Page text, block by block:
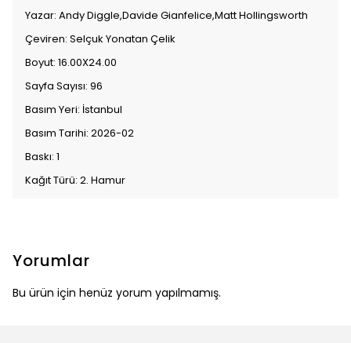
Yazar: Andy Diggle,Davide Gianfelice,Matt Hollingsworth
Çeviren: Selçuk Yonatan Çelik
Boyut: 16.00X24.00
Sayfa Sayısı: 96
Basım Yeri: İstanbul
Basım Tarihi: 2026-02
Baskı: 1
Kağıt Türü: 2. Hamur
Yorumlar
Bu ürün için henüz yorum yapılmamış.